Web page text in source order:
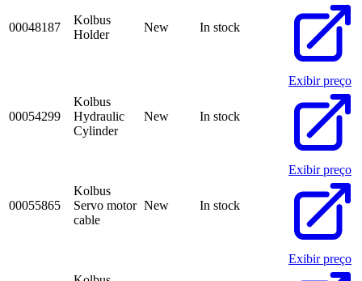
00048187
Kolbus
Holder
New In stock
00054299
Kolbus
Hydraulic
Cylinder
New In stock
Exibir preço
00055865
Kolbus
Servo motor
cable
New In stock
Exibir preço
Exibir preço